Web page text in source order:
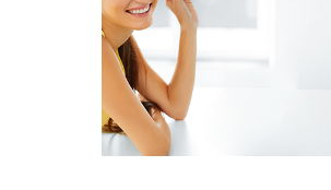
férfiklimaxnak nevezünk.
elért téged is? Hogyan
Milyen lehetőségeket